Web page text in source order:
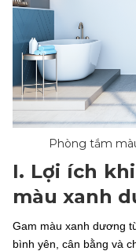
Phòng tắm
I. Lợi ích
màu xanh
Gam màu xanh dương
bình yên, cân bằng và